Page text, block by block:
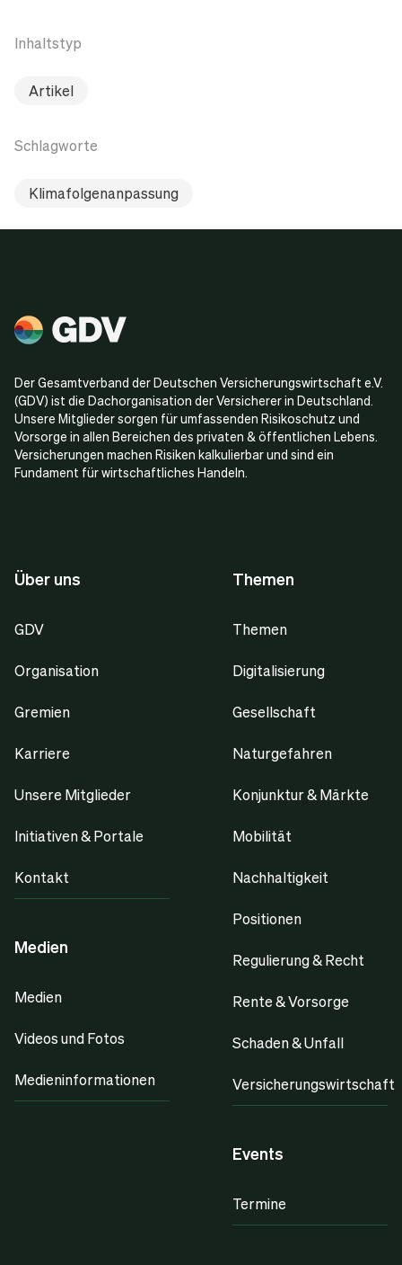
Inhaltstyp
Artikel
Schlagworte
Klimafolgenanpassung
Der Gesamtverband der Deutschen Versicherungswirtschaft e.V.
(GDV) ist die Dachorganisation der Versicherer in Deutschland.
Unsere Mitglieder sorgen für umfassenden Risikoschutz und
Vorsorge in allen Bereichen des privaten & öffentlichen Lebens.
Versicherungen machen Risiken kalkulierbar und sind ein
Fundament für wirtschaftliches Handeln.
Über uns
GDV
Organisation
Gremien
Karriere
Unsere Mitglieder
Initiativen & Portale
Kontakt
Medien
Medien
Videos und Fotos
Medieninformationen
Themen
Themen
Digitalisierung
Gesellschaft
Naturgefahren
Konjunktur & Märkte
Mobilität
Nachhaltigkeit
Positionen
Regulierung & Recht
Rente & Vorsorge
Schaden & Unfall
Versicherungswirtschaft
Events
Termine